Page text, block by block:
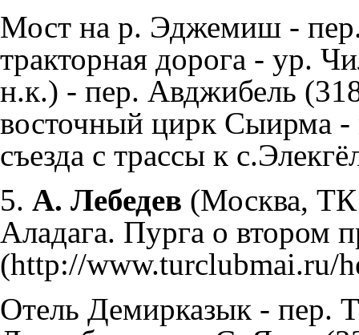
Мост на р. Эджемиш -
тракторная дорога - ур.
н.к.) - пер. Авджибель
восточный цирк Сыирма
съезда с трассы к
5. А. Лебедев (Москва,
Аладага. Пурга о втором
Отель Демирказык - пер.